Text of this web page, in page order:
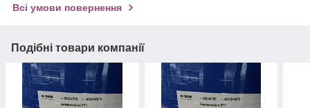
Всі умови повернення
Подібні товари компанії